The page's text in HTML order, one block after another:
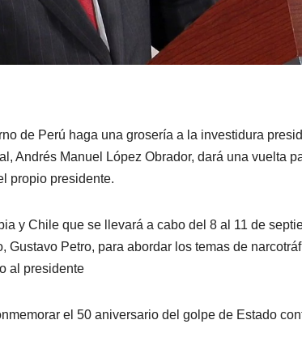
de Perú haga una grosería a la investidura
Andrés Manuel López Obrador, dará una vuelta
propio presidente.
y Chile que se llevará a cabo del 8 al 11 de
Gustavo Petro, para abordar los temas de
al presidente
el 50 aniversario del golpe de Estado